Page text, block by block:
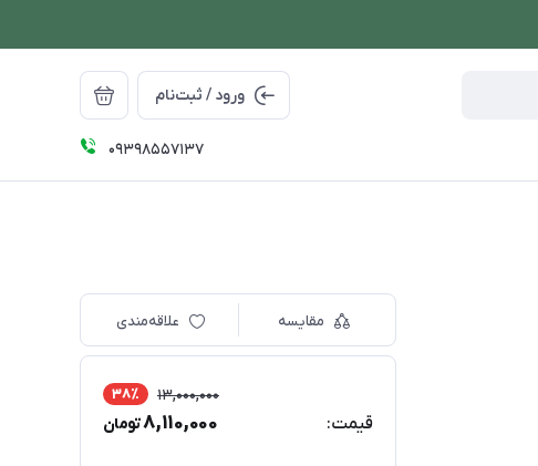
ورود / ثبت‌نام
09398557137
مقایسه علاقه‌مندی
قیمت:
13,000,000 38٪
8,110,000تومان